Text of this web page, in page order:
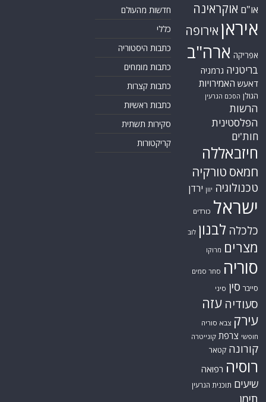
או"ם אוקראינה
איראן אירופה
אפריקה ארה"ב
בריטניה גרמניה
דאעש האמירויות
הגולן הסכם הגרעין
הרשות
הפלסטינית
חות'ים
חיזבאללה
חמאס טורקיה
טכנולוגיה יוון ירדן
ישראל כורדים
כלכלה לבנון לוב
מצרים מרוקו
סוריה סחר סמים
סייבר סין סיני
סעודיה עזה
עירק צבא סוריה
חופשי צרפת קונייטרה
קורונה קטאר
רוסיה רפואה
שיעים תוכנית הגרעין
חדשות מהעולם
כללי
כתבות היסטוריה
כתבות מומחים
כתבות קצרות
כתבות ראשיות
סקירות תשתית
קריקטורות